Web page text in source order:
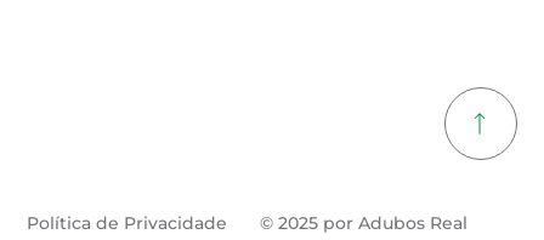
Política de Privacidade © 2025 por Adubos Real